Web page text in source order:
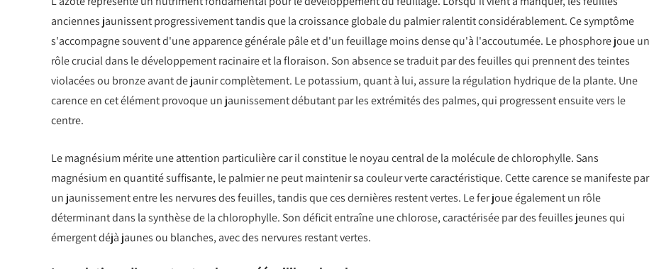
anciennes jaunissent progressivement tandis que la croissance globale du palmier ralentit considérablement. Ce symptôme
s'accompagne souvent d'une apparence générale pâle et d'un feuillage moins dense qu'à l'accoutumée. Le phosphore joue un
rôle crucial dans le développement racinaire et la floraison. Son absence se traduit par des feuilles qui prennent des teintes
violacées ou bronze avant de jaunir complètement. Le potassium, quant à lui, assure la régulation hydrique de la plante. Une
carence en cet élément provoque un jaunissement débutant par les extrémités des palmes, qui progressent ensuite vers le
centre.
Le magnésium mérite une attention particulière car il constitue le noyau central de la molécule de chlorophylle. Sans
magnésium en quantité suffisante, le palmier ne peut maintenir sa couleur verte caractéristique. Cette carence se manifeste par
un jaunissement entre les nervures des feuilles, tandis que ces dernières restent vertes. Le fer joue également un rôle
déterminant dans la synthèse de la chlorophylle. Son déficit entraîne une chlorose, caractérisée par des feuilles jeunes qui
émergent déjà jaunes ou blanches, avec des nervures restant vertes.